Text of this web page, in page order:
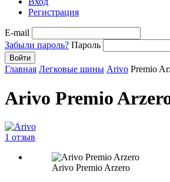
Регистрация
E-mail
Забыли пароль? Пароль
Войти
Главная Легковые шины Arivo Premio
Arivo Premio
1 отзыв
Arivo Premio Arzero